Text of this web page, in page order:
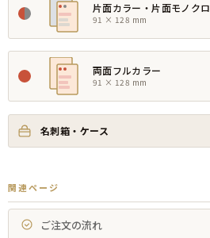
片面カラー・片面モノクロ
91 × 128 mm
両面フルカラー
91 × 128 mm
名刺箱・ケース
関連ページ
ご注文の流れ